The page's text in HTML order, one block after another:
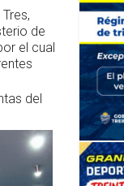
de
el cual
del